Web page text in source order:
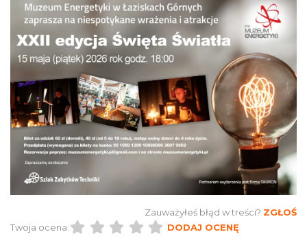
CO, GDZIE, KIEDY W KATOWICACH 3-
9.08.2026
Katowice
2026-08-03
17.15 km
Zauważyłeś błąd w treści? ZGŁOŚ
Twoja ocena:
DODAJ OCENĘ